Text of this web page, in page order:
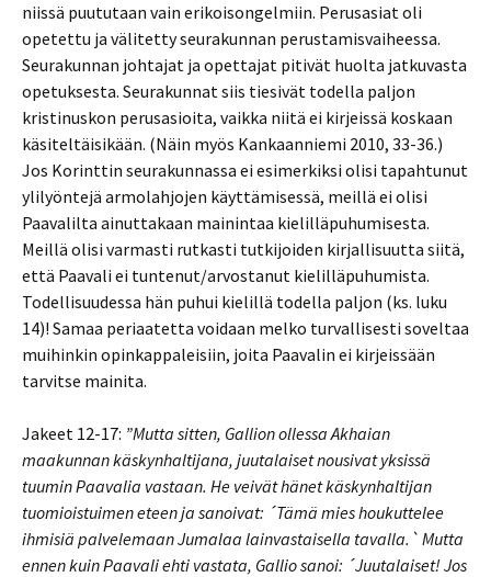
niissä puututaan vain erikoisongelmiin. Perusasiat oli
opetettu ja välitetty seurakunnan perustamisvaiheessa.
Seurakunnan johtajat ja opettajat pitivät huolta jatkuvasta
opetuksesta. Seurakunnat siis tiesivät todella paljon
kristinuskon perusasioita, vaikka niitä ei kirjeissä koskaan
käsiteltäisikään. (Näin myös Kankaanniemi 2010, 33-36.)
Jos Korinttin seurakunnassa ei esimerkiksi olisi tapahtunut
ylilyöntejä armolahjojen käyttämisessä, meillä ei olisi
Paavalilta ainuttakaan mainintaa kielilläpuhumisesta.
Meillä olisi varmasti rutkasti tutkijoiden kirjallisuutta siitä,
että Paavali ei tuntenut/arvostanut kielilläpuhumista.
Todellisuudessa hän puhui kielillä todella paljon (ks. luku
14)! Samaa periaatetta voidaan melko turvallisesti soveltaa
muihinkin opinkappaleisiin, joita Paavalin ei kirjeissään
tarvitse mainita.
Jakeet 12-17: ”Mutta sitten, Gallion ollessa Akhaian
maakunnan käskynhaltijana, juutalaiset nousivat yksissä
tuumin Paavalia vastaan. He veivät hänet käskynhaltijan
tuomioistuimen eteen ja sanoivat: ´Tämä mies houkuttelee
ihmisiä palvelemaan Jumalaa lainvastaisella tavalla.` Mutta
ennen kuin Paavali ehti vastata, Gallio sanoi: ´Juutalaiset! Jos